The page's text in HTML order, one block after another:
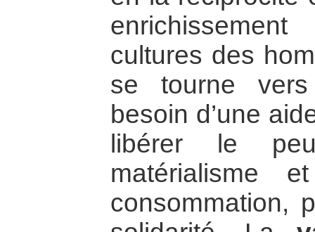
cultures des
se tourne
besoin d’une
libérer le
matérialisme
consommation,